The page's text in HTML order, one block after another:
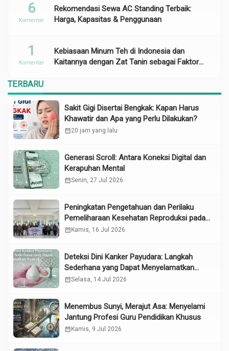
Rekomendasi Sewa AC Standing Terbaik:
Harga, Kapasitas & Penggunaan
6
Komentar
Kebiasaan Minum Teh di Indonesia dan
Kaitannya dengan Zat Tanin sebagai Faktor
1
Komentar
TERBARU
Sakit Gigi Disertai Bengkak: Kapan Harus
Khawatir dan Apa yang Perlu Dilakukan?
calendar_month20 jam yang lalu
Generasi Scroll: Antara Koneksi Digital dan
Kerapuhan Mental
calendar_monthSenin, 27 Jul 2026
Peningkatan Pengetahuan dan Perilaku
Pemeliharaan Kesehatan Reproduksi pada
Lansia melalui Edukasi dan Konseling di
calendar_month Kamis, 16 Jul 2026
Deteksi Dini Kanker Payudara: Langkah
Sederhana yang Dapat Menyelamatkan
Nyawa
calendar_monthSelasa, 14 Jul 2026
Menembus Sunyi, Merajut Asa: Menyelami
Jantung Profesi Guru Pendidikan Khusus
calendar_month Kamis, 9 Jul 2026